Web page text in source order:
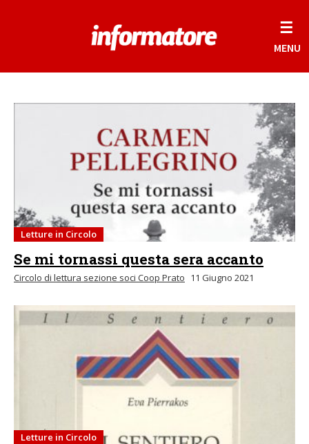
☰
MENU
Letture in Circolo
Se mi tornassi questa sera accanto
Circolo di lettura sezione soci Coop Prato 11 Giugno 2021
Letture in Circolo